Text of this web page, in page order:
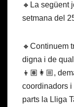
🔸La següent
setmana del
🔸Continuem
digna i de
👦🏽👩🏼,
coordinadors i
parts la Lliga